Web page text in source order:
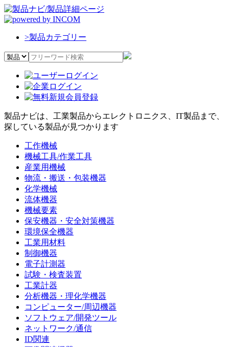
>製品カテゴリー
製品ナビは、工業製品からエレクトロニクス、IT製品まで、
探している製品が見つかります
工作機械
機械工具/作業工具
産業用機械
物流・搬送・包装機器
化学機械
流体機器
機械要素
保安機器・安全対策機器
環境保全機器
工業用材料
制御機器
電子計測器
試験・検査装置
工業計器
分析機器・理化学機器
コンピューター/周辺機器
ソフトウェア/開発ツール
ネットワーク/通信
ID関連